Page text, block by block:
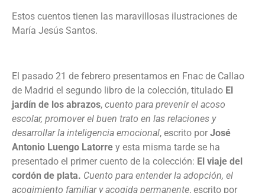
Estos cuentos tienen las maravillosas ilustraciones de
María Jesús Santos.
El pasado 21 de febrero presentamos en Fnac de Callao
de Madrid el segundo libro de la colección, titulado El
jardín de los abrazos, cuento para prevenir el acoso
escolar, promover el buen trato en las relaciones y
desarrollar la inteligencia emocional, escrito por José
Antonio Luengo Latorre y esta misma tarde se ha
presentado el primer cuento de la colección: El viaje del
cordón de plata. Cuento para entender la adopción, el
acogimiento familiar y acogida permanente, escrito por